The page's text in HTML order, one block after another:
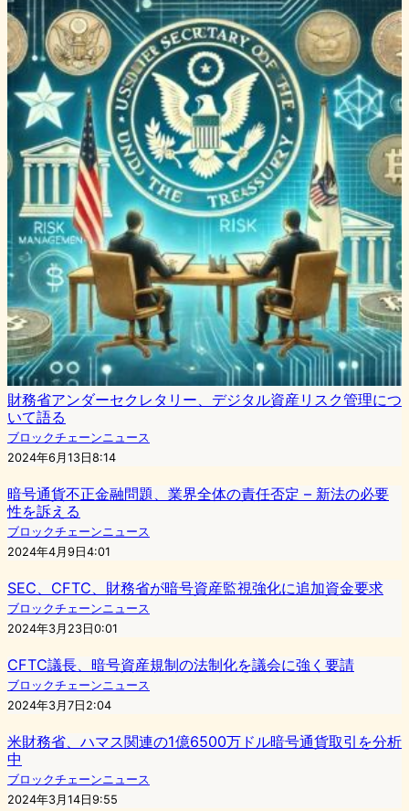
財務省アンダーセクレタリー、デジタル資産リスク管理につ
いて語る
ブロックチェーンニュース
2024年6月13日8:14
暗号通貨不正金融問題、業界全体の責任否定 – 新法の必要
性を訴える
ブロックチェーンニュース
2024年4月9日4:01
SEC、CFTC、財務省が暗号資産監視強化に追加資金要求
ブロックチェーンニュース
2024年3月23日0:01
CFTC議長、暗号資産規制の法制化を議会に強く要請
ブロックチェーンニュース
2024年3月7日2:04
米財務省、ハマス関連の1億6500万ドル暗号通貨取引を分析
中
ブロックチェーンニュース
2024年3月14日9:55